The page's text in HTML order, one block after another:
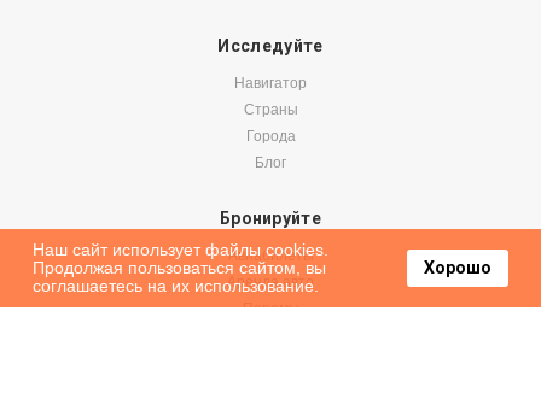
Исследуйте
Навигатор
Страны
Города
Блог
Бронируйте
Авиабилеты
Аренда авто
Паромы
Наш сайт использует файлы cookies.
Продолжая пользоваться сайтом, вы
соглашаетесь на их использование.
Хорошо